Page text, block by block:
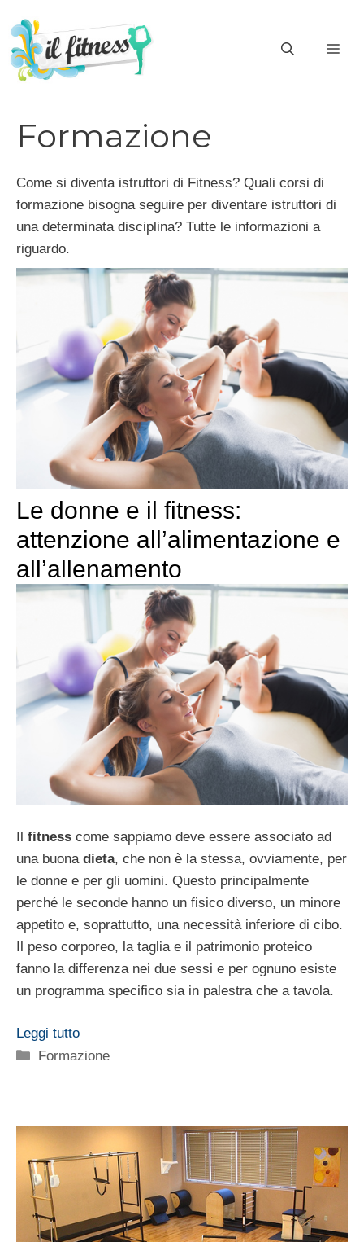
contenuto
Formazione
Come si diventa istruttori di Fitness? Quali corsi di
formazione bisogna seguire per diventare istruttori di
una determinata disciplina? Tutte le informazioni a
riguardo.
Le donne e il fitness:
attenzione all’alimentazione e
all’allenamento
Il fitness come sappiamo deve essere associato ad
una buona dieta, che non è la stessa, ovviamente, per
le donne e per gli uomini. Questo principalmente
perché le seconde hanno un fisico diverso, un minore
appetito e, soprattutto, una necessità inferiore di cibo.
Il peso corporeo, la taglia e il patrimonio proteico
fanno la differenza nei due sessi e per ognuno esiste
un programma specifico sia in palestra che a tavola.
Leggi tutto
Categorie
Formazione